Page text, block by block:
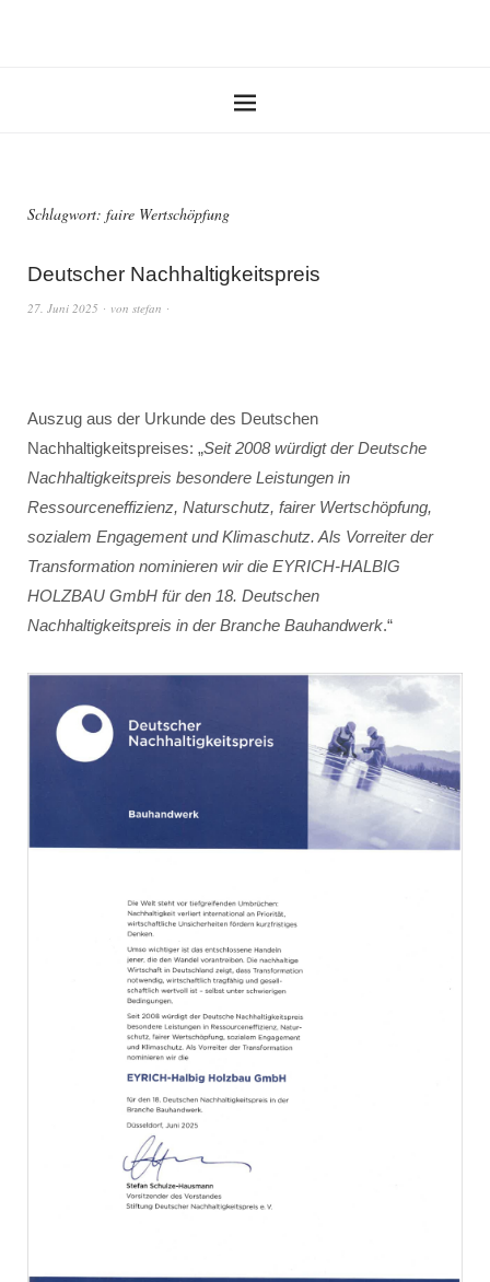
Schlagwort: faire Wertschöpfung
Deutscher Nachhaltigkeitspreis
27. Juni 2025 von stefan
Auszug aus der Urkunde des Deutschen
Nachhaltigkeitspreises: „Seit 2008 würdigt der Deutsche
Nachhaltigkeitspreis besondere Leistungen in
Ressourceneffizienz, Naturschutz, fairer Wertschöpfung,
sozialem Engagement und Klimaschutz. Als Vorreiter der
Transformation nominieren wir die EYRICH-HALBIG
HOLZBAU GmbH für den 18. Deutschen
Nachhaltigkeitspreis in der Branche Bauhandwerk.“